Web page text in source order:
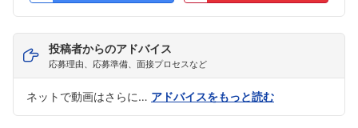
投稿者からのアドバイス
応募理由、応募準備、面接プロセスなど
ネットで動画はさらに… アドバイスをもっと読む